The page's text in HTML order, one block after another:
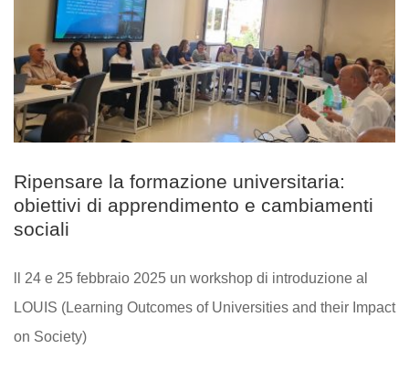
Ripensare la formazione universitaria:
obiettivi di apprendimento e cambiamenti
sociali
ll 24 e 25 febbraio 2025 un workshop di introduzione al
LOUIS (Learning Outcomes of Universities and their Impact
on Society)